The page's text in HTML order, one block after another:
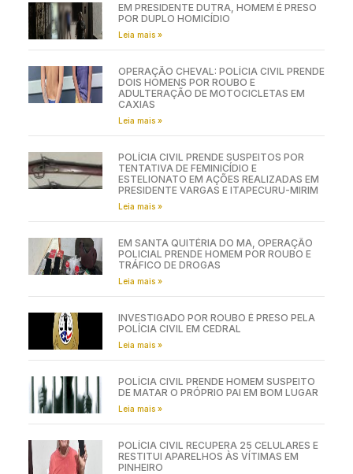
EM PRESIDENTE DUTRA, HOMEM É PRESO
POR DUPLO HOMICÍDIO
Leia mais »
OPERAÇÃO CHEVAL: POLÍCIA CIVIL PRENDE
DOIS HOMENS POR ROUBO E
ADULTERAÇÃO DE MOTOCICLETAS EM
CAXIAS
Leia mais »
POLÍCIA CIVIL PRENDE SUSPEITOS POR
TENTATIVA DE FEMINICÍDIO E
ESTELIONATO EM AÇÕES REALIZADAS EM
PRESIDENTE VARGAS E ITAPECURU-MIRIM
Leia mais »
EM SANTA QUITÉRIA DO MA, OPERAÇÃO
POLICIAL PRENDE HOMEM POR ROUBO E
TRÁFICO DE DROGAS
Leia mais »
INVESTIGADO POR ROUBO É PRESO PELA
POLÍCIA CIVIL EM CEDRAL
Leia mais »
POLÍCIA CIVIL PRENDE HOMEM SUSPEITO
DE MATAR O PRÓPRIO PAI EM BOM LUGAR
Leia mais »
POLÍCIA CIVIL RECUPERA 25 CELULARES E
RESTITUI APARELHOS ÀS VÍTIMAS EM
PINHEIRO